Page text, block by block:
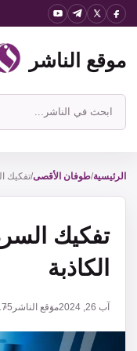
انتقل
المحتوى
موقع الناشر
ابحث
في
الناشر
الرئيسية/طوفان الأقصى/تفكيك
تفكيك
الكاذبة
آب 26, 2024 موقع الناشر